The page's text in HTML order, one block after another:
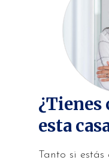
esta
Tanto si